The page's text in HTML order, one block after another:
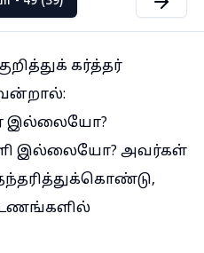
கர்த்தர்
இல்லையோ?
இல்லையோ? அவர்கள்